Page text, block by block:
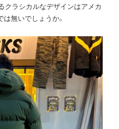
クラシカルなデザインはアメカ
無いでしょうか。